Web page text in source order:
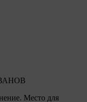
Место для